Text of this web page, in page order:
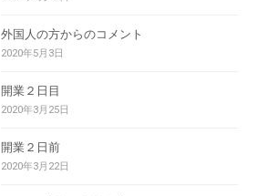
外国人の方からのコメント
2020年5月3日
開業２日目
2020年3月25日
開業２日前
2020年3月22日